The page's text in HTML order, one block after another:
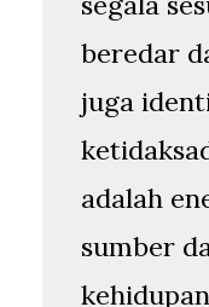
beredar
juga
adalah
sumber